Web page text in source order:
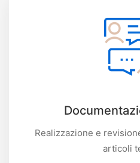
Realizzazione e
articoli